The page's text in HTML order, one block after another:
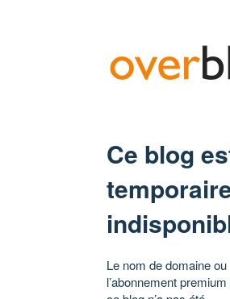
Ce blog
Le nom de domaine ou
l’abonnement